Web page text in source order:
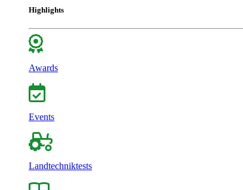
Highlights
Awards
Events
Landtechniktests